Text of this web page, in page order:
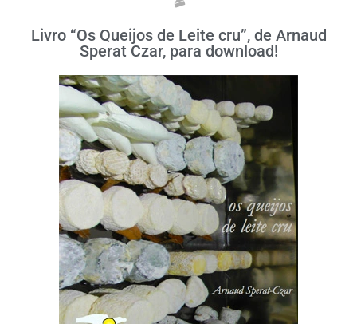
Livro “Os Queijos de Leite cru”, de Arnaud
Sperat Czar, para download!